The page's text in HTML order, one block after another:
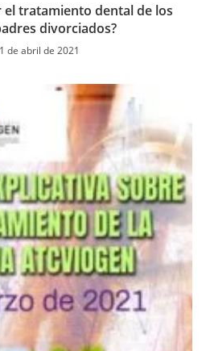
el tratamiento dental de los
divorciados?
de abril de 2021